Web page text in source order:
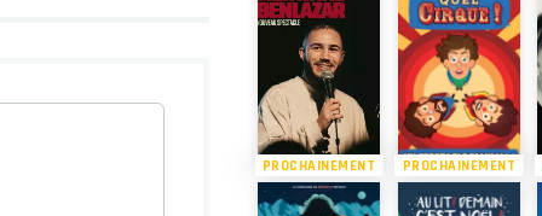
PROCHAINEMENT PROCHAINEMENT